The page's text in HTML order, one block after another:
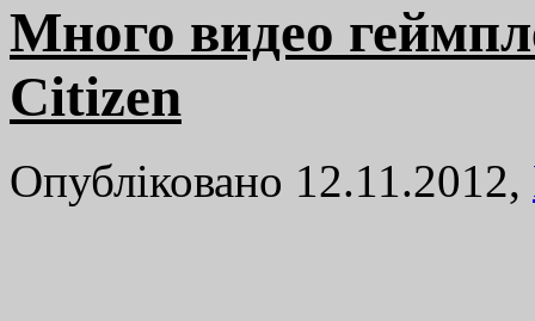
Много видео
Citizen
Опубліковано 12.11.2012,